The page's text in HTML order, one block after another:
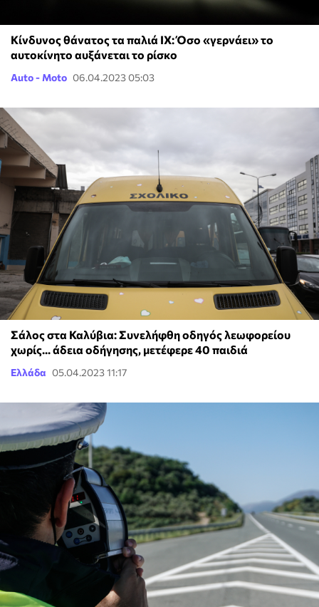
Κίνδυνος θάνατος τα παλιά ΙΧ: Όσο «γερνάει» το
αυτοκίνητο αυξάνεται το ρίσκο
Auto - Moto 06.04.2023 05:03
Σάλος στα Καλύβια: Συνελήφθη οδηγός λεωφορείου
χωρίς... άδεια οδήγησης, μετέφερε 40 παιδιά
Ελλάδα 05.04.2023 11:17